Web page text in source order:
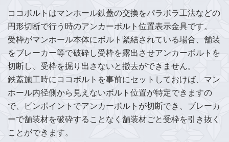
ココボルトはマンホール鉄蓋の交換をパラボラ工法などの
円形切断で行う時のアンカーボルト位置表示金具です。
受枠がマンホール本体にボルト緊結されている場合、舗装
をブレーカー等で破砕し受枠を露出させアンカーボルトを
切断し、受枠を掘り出さないと撤去ができません。
鉄蓋施工時にココボルトを事前にセットしておけば、マン
ホール内径側から見えないボルト位置が特定できますの
で、ピンポイントでアンカーボルトが切断でき、ブレーカ
ーで舗装材を破砕することなく舗装材ごと受枠を引き抜く
ことができます。